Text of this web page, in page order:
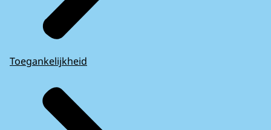
Toegankelijkheid